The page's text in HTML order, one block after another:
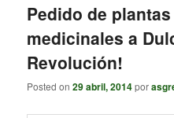
Pedido de
medicinales a
Revolución!
Posted on29 abril, 2014por